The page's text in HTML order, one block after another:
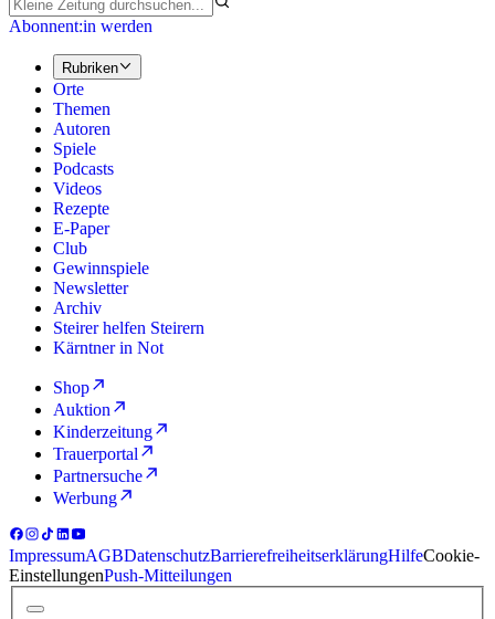
Abonnent:in werden
Rubriken
Orte
Themen
Autoren
Spiele
Podcasts
Videos
Rezepte
E-Paper
Club
Gewinnspiele
Newsletter
Archiv
Steirer helfen Steirern
Kärntner in Not
Shop
Auktion
Kinderzeitung
Trauerportal
Partnersuche
Werbung
ImpressumAGBDatenschutzBarrierefreiheitserklärungHilfeCookie-
EinstellungenPush-Mitteilungen